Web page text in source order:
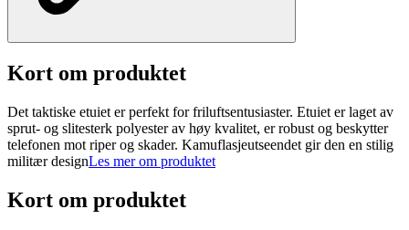
Kort om produktet
Det taktiske etuiet er perfekt for friluftsentusiaster. Etuiet er laget av
sprut- og slitesterk polyester av høy kvalitet, er robust og beskytter
telefonen mot riper og skader. Kamuflasjeutseendet gir den en stilig
militær designLes mer om produktet
Kort om produktet